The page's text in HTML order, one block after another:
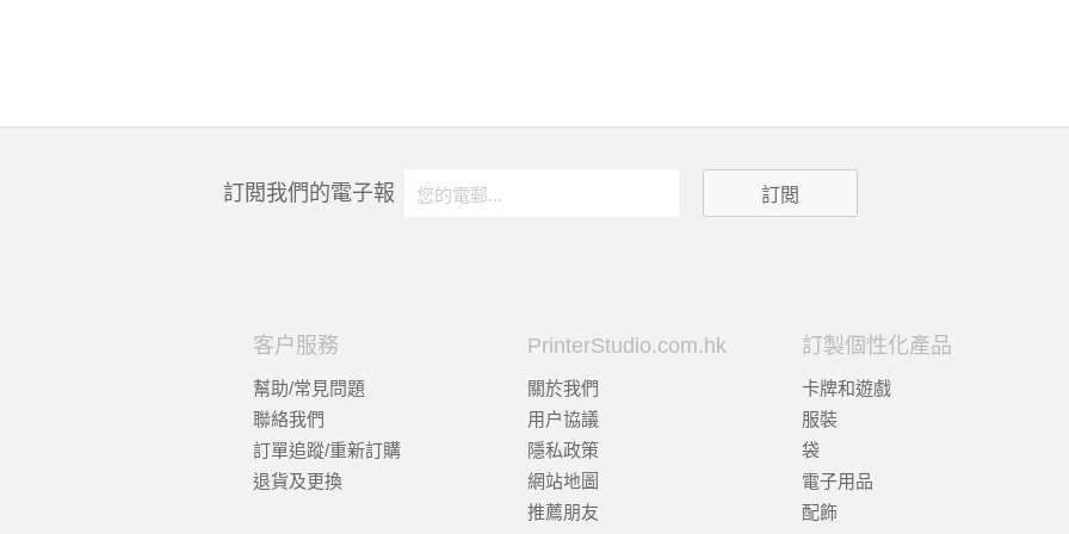
訂閲我們的電子報
客户服務
幫助/常見問題
聯絡我們
訂單追蹤/重新訂購
退貨及更換
PrinterStudio.com.hk
關於我們
用户協議
隱私政策
網站地圖
推薦朋友
訂製個性化產品
卡牌和遊戲
服裝
袋
電子用品
配飾